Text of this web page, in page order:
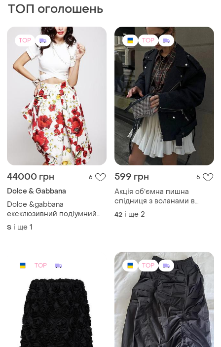
ТОП оголошень
TOP
44000 грн 6
Dolce & Gabbana
Dolce &gabbana
ексклюзивний подіумний
комплект юбка + лофери
made in italy оригінал
S і ще 1
TOP
599 грн 5
Акція обʼємна пишна
спідниця з воланами в
молочному кольорі тренд
сезону
42 і ще 2
TOP TOP